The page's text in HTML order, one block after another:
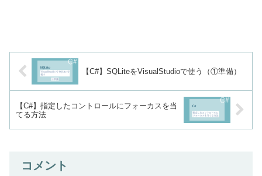
【C#】SQLiteをVisualStudioで使う（①準備）
【C#】指定したコントロールにフォーカスを当
てる方法
コメント